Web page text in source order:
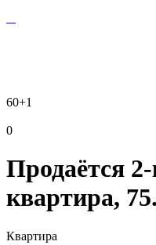
60+1
0
Продаётся
квартира,
Квартира